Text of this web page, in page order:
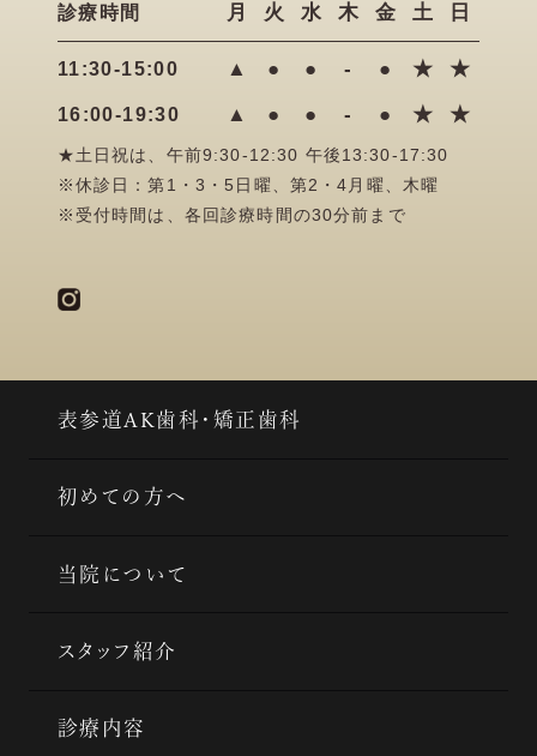
診療時間 月 火 水 木 金 土 日
11:30-15:00 ▲ ● ● - ● ★ ★
16:00-19:30 ▲ ● ● - ● ★ ★
★土日祝は、午前9:30-12:30 午後13:30-17:30
※休診日：第1・3・5日曜、第2・4月曜、木曜
※受付時間は、各回診療時間の30分前まで
表参道AK歯科・矯正歯科
初めての方へ
当院について
スタッフ紹介
診療内容